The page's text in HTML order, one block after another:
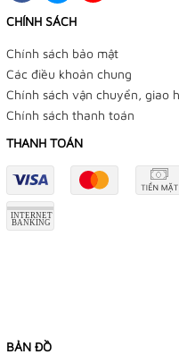
CHÍNH SÁCH
Chính sách bảo mật
Các điều khoản chung
Chính sách vận chuyển, giao
Chính sách thanh toán
THANH TOÁN
BẢN ĐỒ